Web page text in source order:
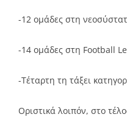
-12 ομάδες στη
-14 ομάδες στη Football
-Τέταρτη τη τάξει
Οριστικά λοιπόν, στο